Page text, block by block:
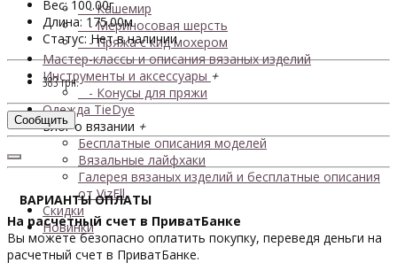
- Кашемир
- Мериносовая шерсть
- Пряжа с кид мохером
Мастер-классы и описания вязаных изделий
Инструменты и аксессуары +
- Конусы для пряжи
Одежда TieDye
Блог о вязании +
Бесплатные описания моделей
Вязальные лайфхаки
Галерея вязаных изделий и бесплатные описания
от VizEll
Скидки
Новинки
Вес: 100.00г
Длина: 175.00м
Статус: Нет в наличии
383 грн.
Сообщить
ВАРИАНТЫ ОПЛАТЫ
На расчетный счет в ПриватБанке
Вы можете безопасно оплатить покупку, переведя деньги на
расчетный счет в ПриватБанке.